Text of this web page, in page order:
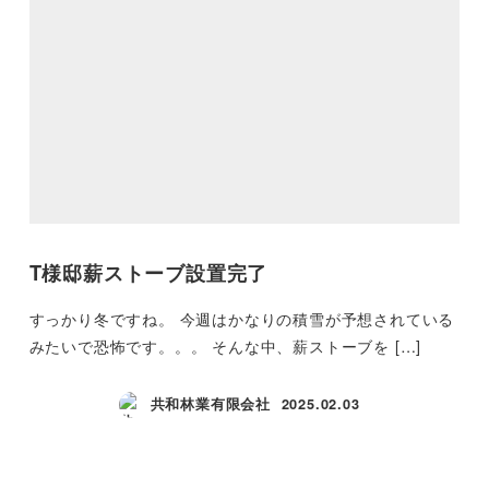
T様邸薪ストーブ設置完了
すっかり冬ですね。 今週はかなりの積雪が予想されている
みたいで恐怖です。。。 そんな中、薪ストーブを […]
共和林業有限会社
投稿日
2025.02.03